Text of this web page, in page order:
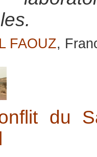
FAOUZ,
du